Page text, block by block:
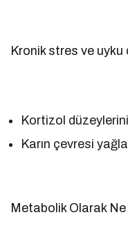
Kronik stres ve uyku
Kortizol
Karın çevresi
Metabolik Olarak